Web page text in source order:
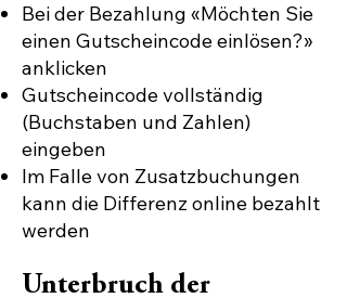
Bei der Bezahlung «Möchten Sie
einen Gutscheincode einlösen?»
anklicken
Gutscheincode vollständig
(Buchstaben und Zahlen)
eingeben
Im Falle von Zusatzbuchungen
kann die Differenz online bezahlt
werden
Unterbruch der